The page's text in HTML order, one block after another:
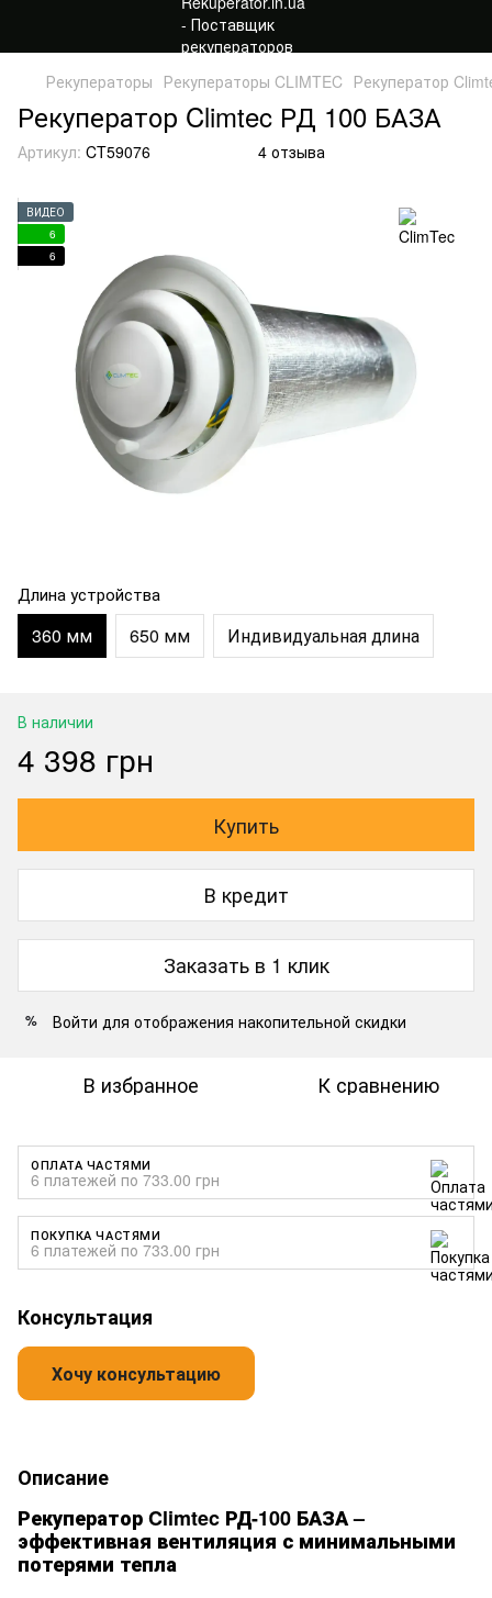
Рекуператоры Рекуператоры CLIMTEC Рекуператор
Рекуператор Climtec РД 100 БАЗА
Артикул: CT59076 4 отзыва
ВИДЕО
6
6
Длина устройства
360 мм 650 мм Индивидуальная длина
В наличии
4 398 грн
Купить
В кредит
Заказать в 1 клик
% Войти для отображения накопительной скидки
В избранное К сравнению
ОПЛАТА ЧАСТЯМИ
6 платежей по 733.00 грн
ПОКУПКА ЧАСТЯМИ
6 платежей по 733.00 грн
Консультация
Описание
Рекуператор Climtec РД-100 БАЗА –
эффективная вентиляция с минимальными
потерями тепла